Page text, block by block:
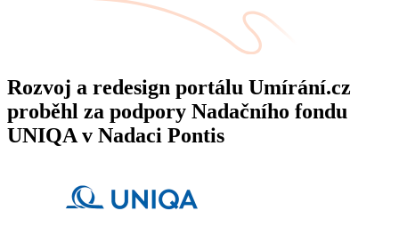
Rozvoj a redesign portálu Umírání.cz
proběhl za podpory Nadačního fondu
UNIQA v Nadaci Pontis